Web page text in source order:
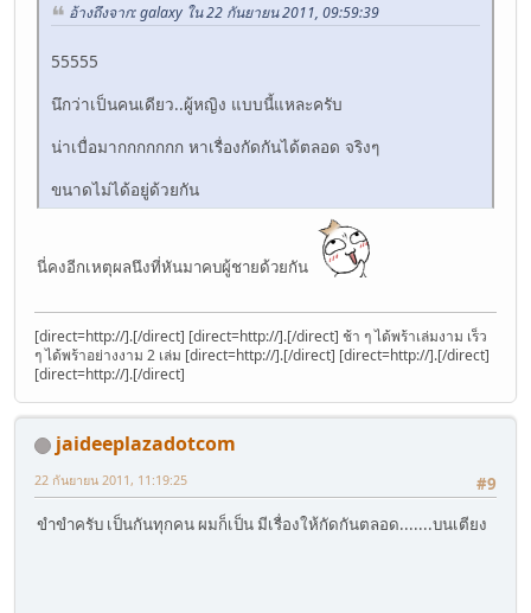
อ้างถึงจาก: galaxy ใน 22 กันยายน 2011, 09:59:39
55555
นึกว่าเป็นคนเดียว..ผู้หญิง แบบนี้แหละครับ
น่าเบื่อมากกกกกกก หาเรื่องกัดกันได้ตลอด จริงๆ
ขนาดไม่ได้อยู่ด้วยกัน
นี่คงอีกเหตุผลนึงที่หันมาคบผู้ชายด้วยกัน
[direct=http://].[/direct] [direct=http://].[/direct] ช้า ๆ ได้พร้าเล่มงาม เร็ว
ๆ ได้พร้าอย่างงาม 2 เล่ม [direct=http://].[/direct] [direct=http://].[/direct]
[direct=http://].[/direct]
jaideeplazadotcom
#9
22 กันยายน 2011, 11:19:25
ขำขำครับ เป็นกันทุกคน ผมก็เป็น มีเรื่องให้กัดกันตลอด.......บนเตียง